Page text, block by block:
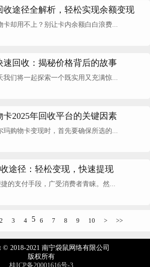
收途径全解析，轻松实现余额变现
卡却用不上？别让卡内余额白白浪费...
速回收：揭秘价格背后的故事
我们将一起探索一个既实用又充满惊...
2025年回收平台的关键因素
玛购物卡变现时，首先要确保所选的...
途径：轻松变现，快速提现
的支付手段，广受消费者青睐。然...
2 3 4 5 6 7 8 9 10 > >>
© 2018-2021 南宁袋鼠网络有限公司
版权所有
桂ICP备20001616号-3